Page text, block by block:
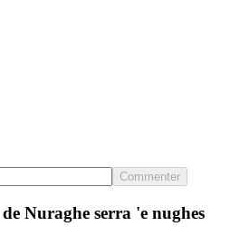
Commenter
Nuraghe serra 'e nughes